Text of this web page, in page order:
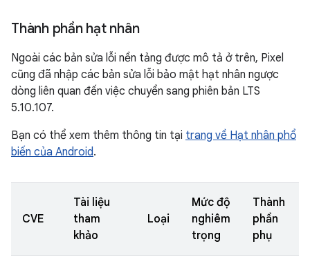
Thành phần hạt nhân
Ngoài các bản sửa lỗi nền tảng được mô tả ở trên, Pixel
cũng đã nhập các bản sửa lỗi bảo mật hạt nhân ngược
dòng liên quan đến việc chuyển sang phiên bản LTS
5.10.107.
Bạn có thể xem thêm thông tin tại trang về Hạt nhân phổ
biến của Android.
CVE
Tài liệu
tham
khảo
Loại
Mức độ
nghiêm
trọng
Thành
phần
phụ